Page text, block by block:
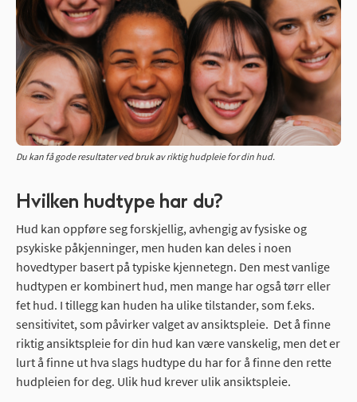
Du kan få gode resultater ved bruk av riktig hudpleie for din hud.
Hvilken hudtype har du?
Hud kan oppføre seg forskjellig, avhengig av fysiske og
psykiske påkjenninger, men huden kan deles i noen
hovedtyper basert på typiske kjennetegn. Den mest vanlige
hudtypen er kombinert hud, men mange har også tørr eller
fet hud. I tillegg kan huden ha ulike tilstander, som f.eks.
sensitivitet, som påvirker valget av ansiktspleie. Det å finne
riktig ansiktspleie for din hud kan være vanskelig, men det er
lurt å finne ut hva slags hudtype du har for å finne den rette
hudpleien for deg. Ulik hud krever ulik ansiktspleie.